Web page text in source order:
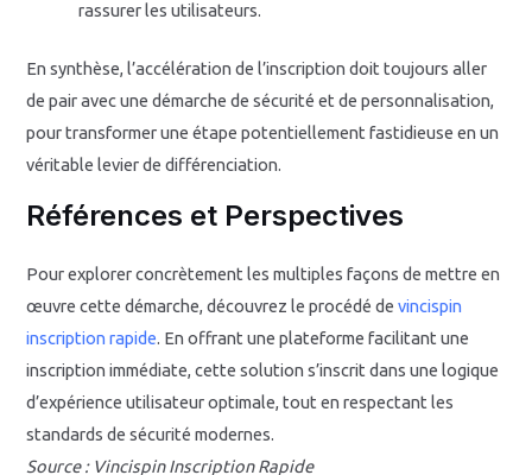
rassurer les utilisateurs.
En synthèse, l’accélération de l’inscription doit toujours aller
de pair avec une démarche de sécurité et de personnalisation,
pour transformer une étape potentiellement fastidieuse en un
véritable levier de différenciation.
Références et Perspectives
Pour explorer concrètement les multiples façons de mettre en
œuvre cette démarche, découvrez le procédé devincispin
inscription rapide. En offrant une plateforme facilitant une
inscription immédiate, cette solution s’inscrit dans une logique
d’expérience utilisateur optimale, tout en respectant les
standards de sécurité modernes.
Source : Vincispin Inscription Rapide